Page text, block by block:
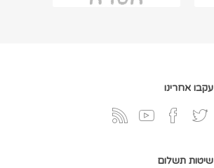
עקבו אחרינו
שיטות תשלום